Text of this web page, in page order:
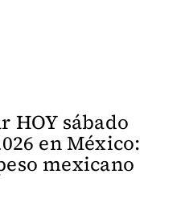
HOY sábado
en México:
mexicano